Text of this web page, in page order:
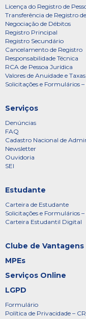
Licença do Registro de
Transferência de Registro
Negociação de Débitos
Registro Principal
Registro Secundário
Cancelamento de Registro
Responsabilidade Técnica
RCA de Pessoa Jurídica
Valores de Anuidade e Taxas
Solicitações e Formulários
Serviços
Denúncias
FAQ
Cadastro Nacional de
Newsletter
Ouvidoria
SEI
Estudante
Carteira de Estudante
Solicitações e Formulários
Carteira Estudantil Digital
Clube de Vantagens
MPEs
Serviços Online
LGPD
Formulário
Política de Privacidade –